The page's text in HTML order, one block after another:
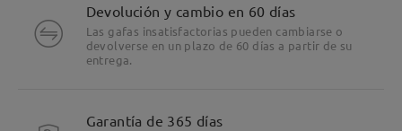
Devolución y cambio en 60 días
Las gafas insatisfactorias pueden cambiarse o
devolverse en un plazo de 60 días a partir de su
entrega.
Garantía de 365 días